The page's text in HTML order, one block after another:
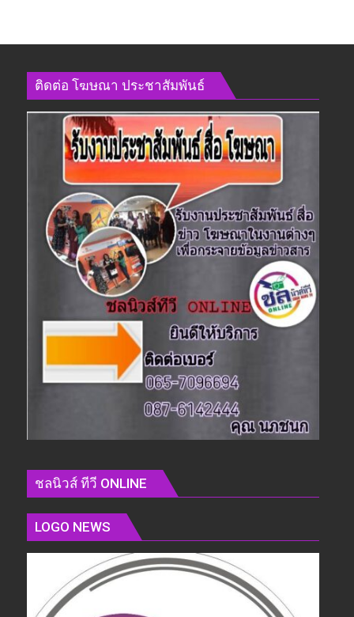
ติดต่อ​ โฆษณา​ ประชาสัมพันธ์
ชลนิวส์ ทีวี ONLINE
LOGO NEWS